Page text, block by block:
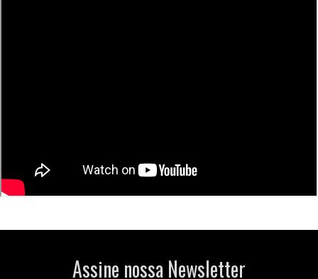
Assine nossa Newsletter